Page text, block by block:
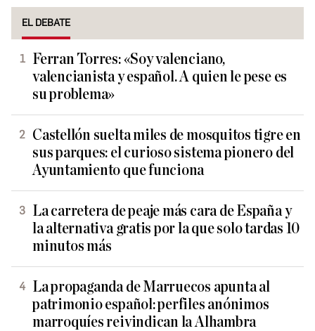
EL DEBATE
Ferran Torres: «Soy valenciano,
valencianista y español. A quien le pese es
su problema»
Castellón suelta miles de mosquitos tigre en
sus parques: el curioso sistema pionero del
Ayuntamiento que funciona
La carretera de peaje más cara de España y
la alternativa gratis por la que solo tardas 10
minutos más
La propaganda de Marruecos apunta al
patrimonio español: perfiles anónimos
marroquíes reivindican la Alhambra